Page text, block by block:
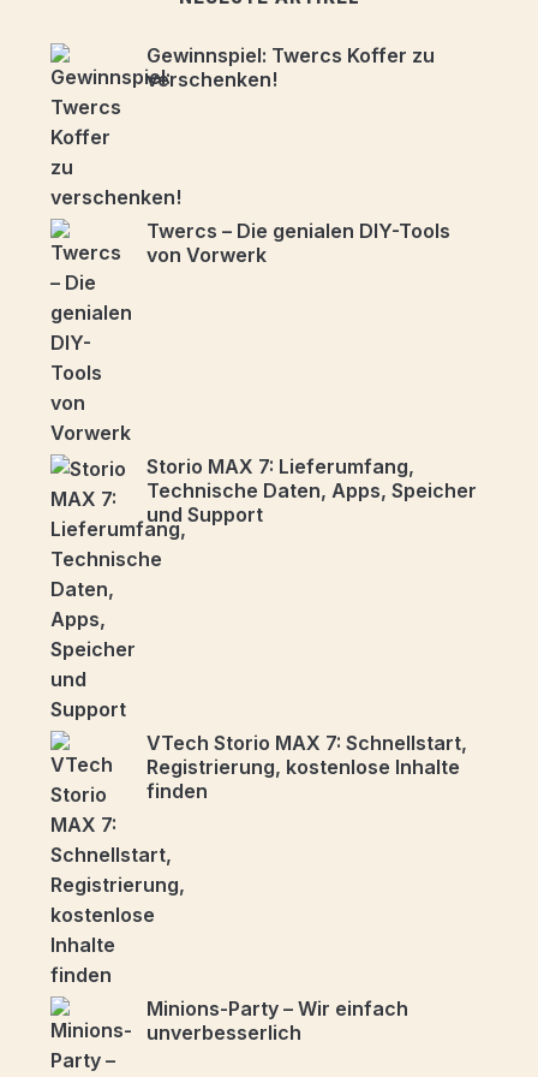
Gewinnspiel: Twercs Koffer zu
verschenken!
Twercs – Die genialen DIY-Tools
von Vorwerk
Storio MAX 7: Lieferumfang,
Technische Daten, Apps, Speicher
und Support
VTech Storio MAX 7: Schnellstart,
Registrierung, kostenlose Inhalte
finden
Minions-Party – Wir einfach
unverbesserlich